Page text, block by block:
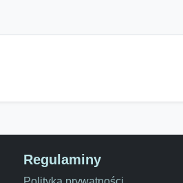
Regulaminy